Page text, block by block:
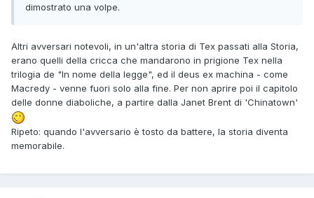
dimostrato una volpe.
Altri avversari notevoli, in un'altra storia di Tex passati alla Storia,
erano quelli della cricca che mandarono in prigione Tex nella
trilogia de "In nome della legge", ed il deus ex machina - come
Macredy - venne fuori solo alla fine. Per non aprire poi il capitolo
delle donne diaboliche, a partire dalla Janet Brent di 'Chinatown'
Ripeto: quando l'avversario è tosto da battere, la storia diventa
memorabile.